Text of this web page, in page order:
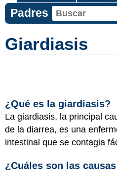
Padres
Giardiasis
¿Qué es la giardiasis?
La giardiasis, la principal
de la diarrea, es una
intestinal que se contagia
¿Cuáles son las